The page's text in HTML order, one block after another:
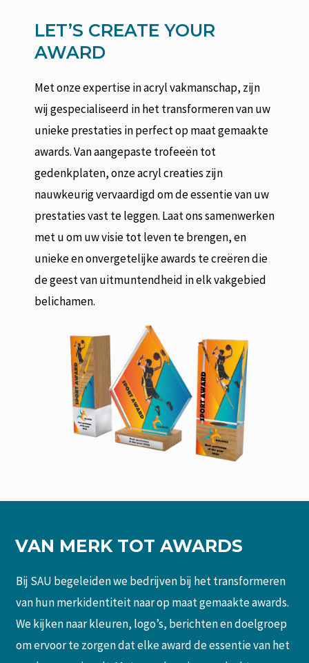
LET’S CREATE YOUR
AWARD
Met onze expertise in acryl vakmanschap, zijn
wij gespecialiseerd in het transformeren van uw
unieke prestaties in perfect op maat gemaakte
awards. Van aangepaste trofeeën tot
gedenkplaten, onze acryl creaties zijn
nauwkeurig vervaardigd om de essentie van uw
prestaties vast te leggen. Laat ons samenwerken
met u om uw visie tot leven te brengen, en
unieke en onvergetelijke awards te creëren die
de geest van uitmuntendheid in elk vakgebied
belichamen.
VAN MERK TOT AWARDS
Bij SAU begeleiden we bedrijven bij het transformeren
van hun merkidentiteit naar op maat gemaakte awards.
We kijken naar kleuren, logo’s, berichten en doelgroep
om ervoor te zorgen dat elke award de essentie van het